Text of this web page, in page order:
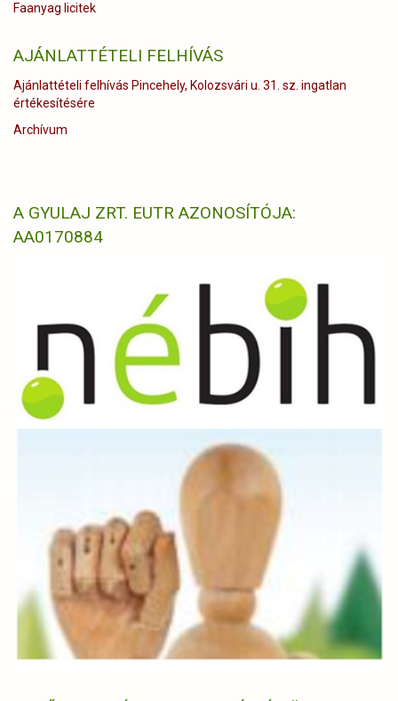
Faanyag licitek
AJÁNLATTÉTELI FELHÍVÁS
Ajánlattételi felhívás Pincehely, Kolozsvári u. 31. sz. ingatlan
értékesítésére
Archívum
A GYULAJ ZRT. EUTR AZONOSÍTÓJA:
AA0170884